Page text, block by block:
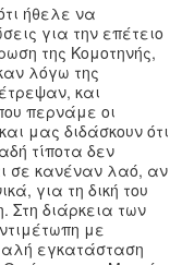
ήθελε να
για την επέτειο
της Κομοτηνής,
λόγω της
και
περνάμε οι
μας διδάσκουν ότι
τίποτα δεν
σε κανέναν λαό, αν
για τη δική του
Στη διάρκεια των
με
εγκατάσταση